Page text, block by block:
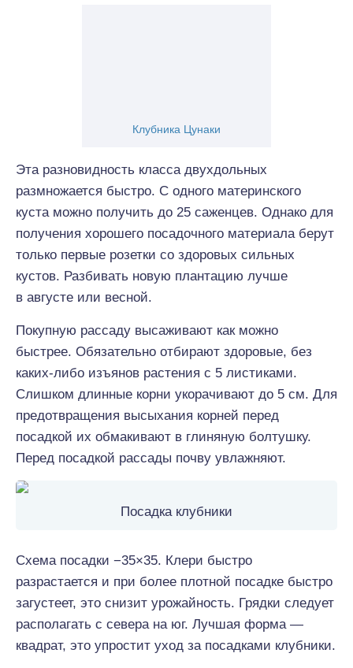
Клубника Цунаки
Эта разновидность класса двухдольных
размножается быстро. С одного материнского
куста можно получить до 25 саженцев. Однако для
получения хорошего посадочного материала берут
только первые розетки со здоровых сильных
кустов. Разбивать новую плантацию лучше
в августе или весной.
Покупную рассаду высаживают как можно
быстрее. Обязательно отбирают здоровые, без
каких-либо изъянов растения с 5 листиками.
Слишком длинные корни укорачивают до 5 см. Для
предотвращения высыхания корней перед
посадкой их обмакивают в глиняную болтушку.
Перед посадкой рассады почву увлажняют.
Посадка клубники
Схема посадки −35×35. Клери быстро
разрастается и при более плотной посадке быстро
загустеет, это снизит урожайность. Грядки следует
располагать с севера на юг. Лучшая форма —
квадрат, это упростит уход за посадками клубники.